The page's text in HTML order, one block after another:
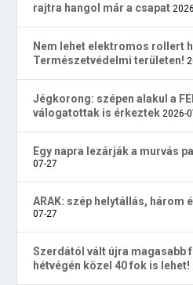
rajtra hangol már a csapat
Nem lehet elektromos rollert
Természetvédelmi területen!
Jégkorong: szépen alakul a
válogatottak is érkeztek 2026-
Egy napra lezárják a murvás
07-27
ARAK: szép helytállás, három
07-27
Szerdától vált újra magasabb
hétvégén közel 40 fok is lehet!